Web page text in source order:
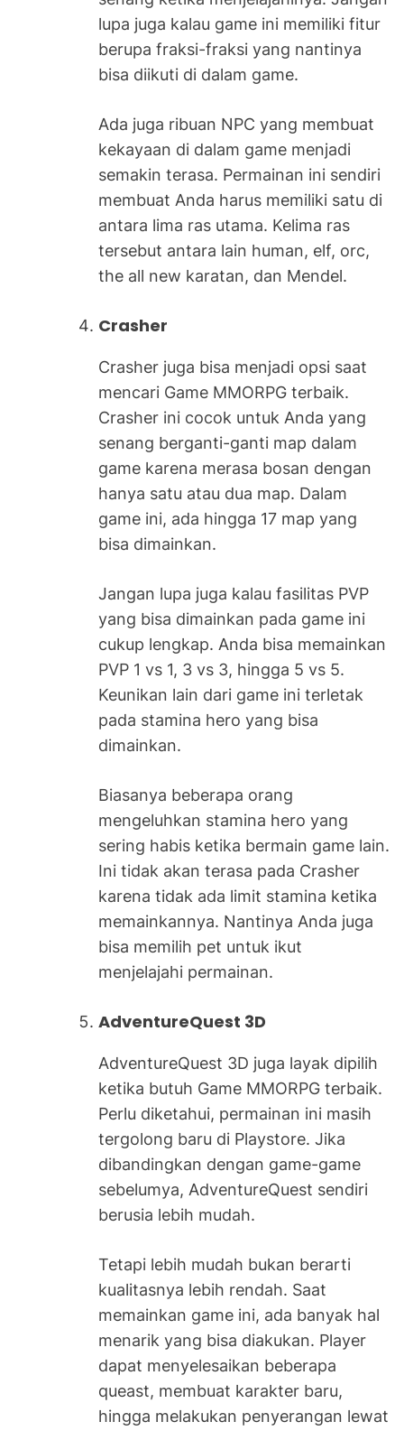
lupa juga kalau game ini memiliki fitur
berupa fraksi-fraksi yang nantinya
bisa diikuti di dalam game.
Ada juga ribuan NPC yang membuat
kekayaan di dalam game menjadi
semakin terasa. Permainan ini sendiri
membuat Anda harus memiliki satu di
antara lima ras utama. Kelima ras
tersebut antara lain human, elf, orc,
the all new karatan, dan Mendel.
Crasher
Crasher juga bisa menjadi opsi saat
mencari Game MMORPG terbaik.
Crasher ini cocok untuk Anda yang
senang berganti-ganti map dalam
game karena merasa bosan dengan
hanya satu atau dua map. Dalam
game ini, ada hingga 17 map yang
bisa dimainkan.
Jangan lupa juga kalau fasilitas PVP
yang bisa dimainkan pada game ini
cukup lengkap. Anda bisa memainkan
PVP 1 vs 1, 3 vs 3, hingga 5 vs 5.
Keunikan lain dari game ini terletak
pada stamina hero yang bisa
dimainkan.
Biasanya beberapa orang
mengeluhkan stamina hero yang
sering habis ketika bermain game lain.
Ini tidak akan terasa pada Crasher
karena tidak ada limit stamina ketika
memainkannya. Nantinya Anda juga
bisa memilih pet untuk ikut
menjelajahi permainan.
AdventureQuest 3D
AdventureQuest 3D juga layak dipilih
ketika butuh Game MMORPG terbaik.
Perlu diketahui, permainan ini masih
tergolong baru di Playstore. Jika
dibandingkan dengan game-game
sebelumya, AdventureQuest sendiri
berusia lebih mudah.
Tetapi lebih mudah bukan berarti
kualitasnya lebih rendah. Saat
memainkan game ini, ada banyak hal
menarik yang bisa diakukan. Player
dapat menyelesaikan beberapa
queast, membuat karakter baru,
hingga melakukan penyerangan lewat